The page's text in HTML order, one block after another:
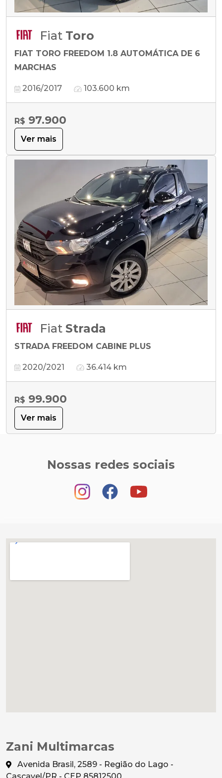
Fiat Toro
FIAT TORO FREEDOM 1.8 AUTOMÁTICA DE 6
MARCHAS
2016/2017 103.600 km
R$ 97.900
Ver mais
Fiat Strada
STRADA FREEDOM CABINE PLUS
2020/2021 36.414 km
R$ 99.900
Ver mais
Nossas redes sociais
Zani Multimarcas
Avenida Brasil, 2589 - Região do Lago -
Cascavel/PR - CEP 85812500